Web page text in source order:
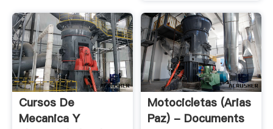
Cursos De
Mecanica Y
Motocicletas (Arias
Paz) - Documents